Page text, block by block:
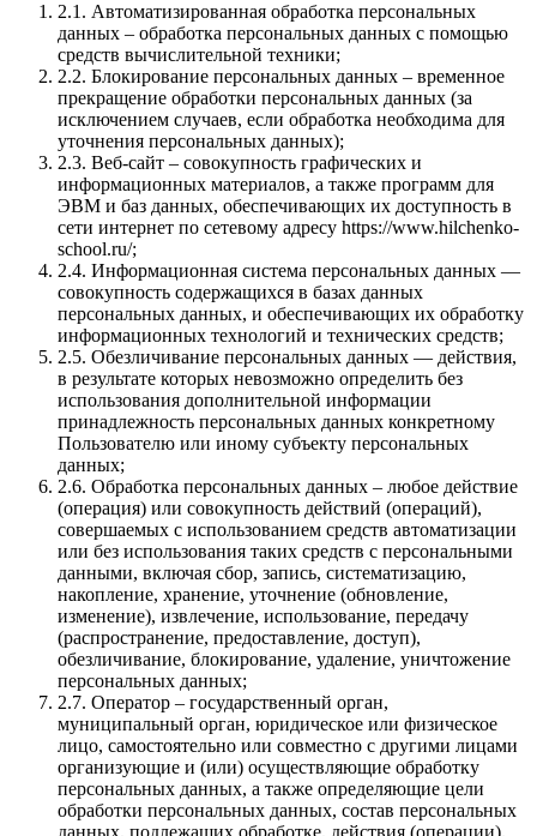
2.1. Автоматизированная обработка персональных
данных – обработка персональных данных с помощью
средств вычислительной техники;
2.2. Блокирование персональных данных – временное
прекращение обработки персональных данных (за
исключением случаев, если обработка необходима для
уточнения персональных данных);
2.3. Веб-сайт – совокупность графических и
информационных материалов, а также программ для
ЭВМ и баз данных, обеспечивающих их доступность в
сети интернет по сетевому адресу https://www.hilchenko-
school.ru/;
2.4. Информационная система персональных данных —
совокупность содержащихся в базах данных
персональных данных, и обеспечивающих их обработку
информационных технологий и технических средств;
2.5. Обезличивание персональных данных — действия,
в результате которых невозможно определить без
использования дополнительной информации
принадлежность персональных данных конкретному
Пользователю или иному субъекту персональных
данных;
2.6. Обработка персональных данных – любое действие
(операция) или совокупность действий (операций),
совершаемых с использованием средств автоматизации
или без использования таких средств с персональными
данными, включая сбор, запись, систематизацию,
накопление, хранение, уточнение (обновление,
изменение), извлечение, использование, передачу
(распространение, предоставление, доступ),
обезличивание, блокирование, удаление, уничтожение
персональных данных;
2.7. Оператор – государственный орган,
муниципальный орган, юридическое или физическое
лицо, самостоятельно или совместно с другими лицами
организующие и (или) осуществляющие обработку
персональных данных, а также определяющие цели
обработки персональных данных, состав персональных